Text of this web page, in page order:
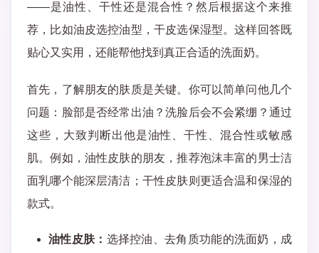
——是油性、干性还是混合性？然后根据这个来推
荐，比如油皮选控油型，干皮选保湿型。这样回答既
贴心又实用，还能帮他找到真正合适的洗面奶。
首先，了解朋友的肤质是关键。你可以简单问他几个
问题：脸部是否经常出油？洗脸后会不会紧绷？通过
这些，大致判断出他是油性、干性、混合性或敏感
肌。例如，油性皮肤的朋友，推荐泡沫丰富的男士洁
面乳哪个能深层清洁；干性皮肤则更适合温和保湿的
款式。
油性皮肤： 选择控油、去角质功能的洗面奶，成